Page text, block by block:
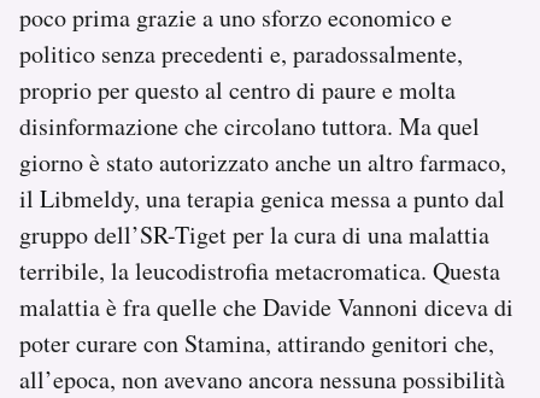
poco prima grazie a uno sforzo economico e
politico senza precedenti e, paradossalmente,
proprio per questo al centro di paure e molta
disinformazione che circolano tuttora. Ma quel
giorno è stato autorizzato anche un altro farmaco,
il Libmeldy, una terapia genica messa a punto dal
gruppo dell’SR-Tiget per la cura di una malattia
terribile, la leucodistrofia metacromatica. Questa
malattia è fra quelle che Davide Vannoni diceva di
poter curare con Stamina, attirando genitori che,
all’epoca, non avevano ancora nessuna possibilità